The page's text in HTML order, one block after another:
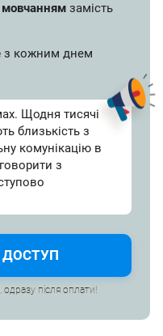
мовчанням замість
з кожним днем
Щодня тисячі
близькість з
комунікацію в
з
, одразу після оплати!